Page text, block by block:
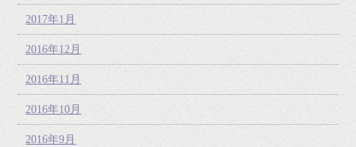
2017年1月
2016年12月
2016年11月
2016年10月
2016年9月